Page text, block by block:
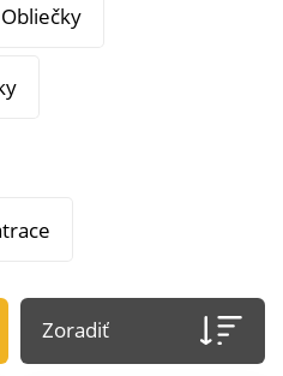
Obliečky
Zoradiť